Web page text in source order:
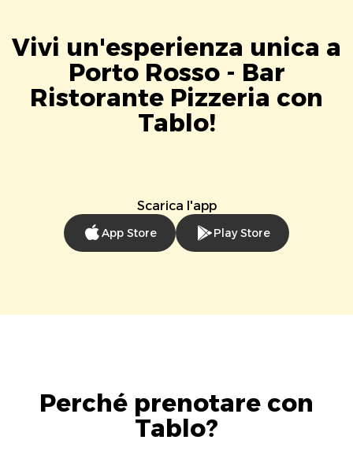
Vivi un'esperienza unica a
Porto Rosso - Bar
Ristorante Pizzeria con
Tablo!
Scarica l'app
App Store Play Store
Perché prenotare con
Tablo?